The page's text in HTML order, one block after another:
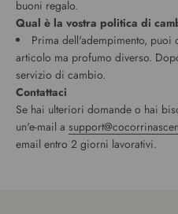
buoni regalo.
Qual è la vostra politica di
Prima dell'adempimento, puoi
articolo ma profumo diverso.
servizio di cambio.
Contattaci
Se hai ulteriori domande o hai
un'e-mail a
email entro 2 giorni lavorativi.